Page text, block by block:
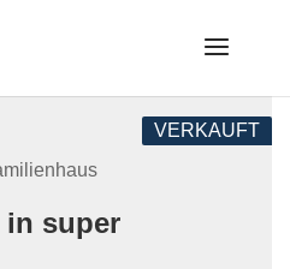
VERKAUFT
super